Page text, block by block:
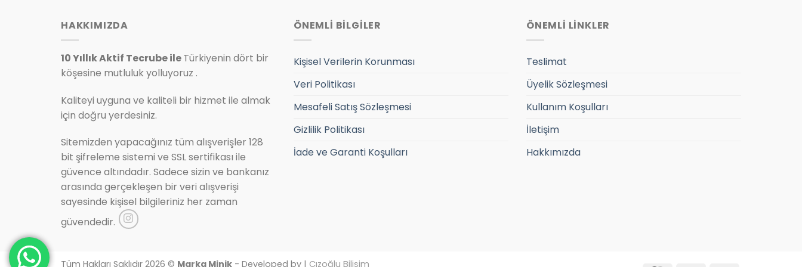
HAKKIMIZDA
10 Yıllık Aktif Tecrube ileTürkiyenin dört bir
köşesine mutluluk yolluyoruz .
Kaliteyi uyguna ve kaliteli bir hizmet ile almak
için doğru yerdesiniz.
Sitemizden yapacağınız tüm alışverişler 128
bit şifreleme sistemi ve SSL sertifikası ile
güvence altındadır. Sadece sizin ve bankanız
arasında gerçekleşen bir veri alışverişi
sayesinde kişisel bilgileriniz her zaman
güvendedir.
ÖNEMLİ BİLGİLER
Kişisel Verilerin Korunması
Veri Politikası
Mesafeli Satış Sözleşmesi
Gizlilik Politikası
İade ve Garanti Koşulları
ÖNEMLİ LİNKLER
Teslimat
Üyelik Sözleşmesi
Kullanım Koşulları
İletişim
Hakkımızda
Tüm Hakları Saklıdır 2026 © Marka Minik - Developed by | Cızoğlu Bilişim